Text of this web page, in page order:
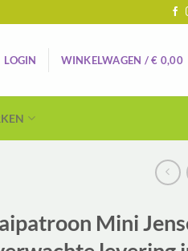
LOGIN WINKELWAGEN /€ 0,00
Mini